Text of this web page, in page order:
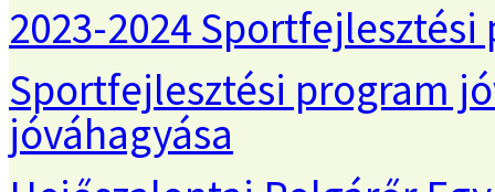
2023-2024
Sportfejlesztési program
jóváhagyása